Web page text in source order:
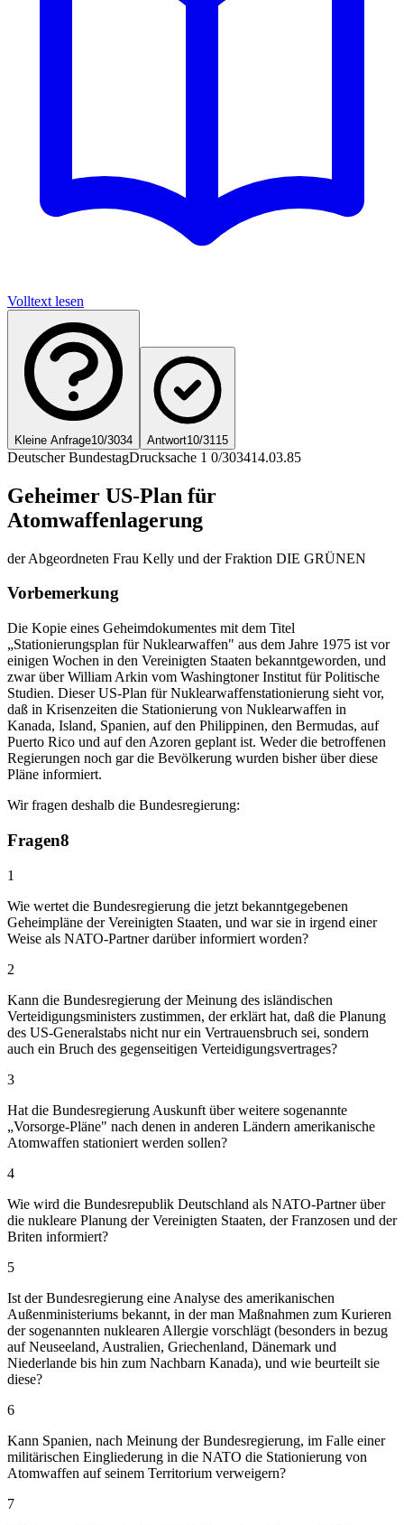
Volltext lesen
Kleine Anfrage10/3034 Antwort10/3115
Deutscher BundestagDrucksache 1 0/303414.03.85
Geheimer US-Plan für
Atomwaffenlagerung
der Abgeordneten Frau Kelly und der Fraktion DIE GRÜNEN
Vorbemerkung
Die Kopie eines Geheimdokumentes mit dem Titel
„Stationierungsplan für Nuklearwaffen" aus dem Jahre 1975 ist vor
einigen Wochen in den Vereinigten Staaten bekanntgeworden, und
zwar über William Arkin vom Washingtoner Institut für Politische
Studien. Dieser US-Plan für Nuklearwaffenstationierung sieht vor,
daß in Krisenzeiten die Stationierung von Nuklearwaffen in
Kanada, Island, Spanien, auf den Philippinen, den Bermudas, auf
Puerto Rico und auf den Azoren geplant ist. Weder die betroffenen
Regierungen noch gar die Bevölkerung wurden bisher über diese
Pläne informiert.
Wir fragen deshalb die Bundesregierung:
Fragen8
1
Wie wertet die Bundesregierung die jetzt bekanntgegebenen
Geheimpläne der Vereinigten Staaten, und war sie in irgend einer
Weise als NATO-Partner darüber informiert worden?
2
Kann die Bundesregierung der Meinung des isländischen
Verteidigungsministers zustimmen, der erklärt hat, daß die Planung
des US-Generalstabs nicht nur ein Vertrauensbruch sei, sondern
auch ein Bruch des gegenseitigen Verteidigungsvertrages?
3
Hat die Bundesregierung Auskunft über weitere sogenannte
„Vorsorge-Pläne" nach denen in anderen Ländern amerikanische
Atomwaffen stationiert werden sollen?
4
Wie wird die Bundesrepublik Deutschland als NATO-Partner über
die nukleare Planung der Vereinigten Staaten, der Franzosen und der
Briten informiert?
5
Ist der Bundesregierung eine Analyse des amerikanischen
Außenministeriums bekannt, in der man Maßnahmen zum Kurieren
der sogenannten nuklearen Allergie vorschlägt (besonders in bezug
auf Neuseeland, Australien, Griechenland, Dänemark und
Niederlande bis hin zum Nachbarn Kanada), und wie beurteilt sie
diese?
6
Kann Spanien, nach Meinung der Bundesregierung, im Falle einer
militärischen Eingliederung in die NATO die Stationierung von
Atomwaffen auf seinem Territorium verweigern?
7